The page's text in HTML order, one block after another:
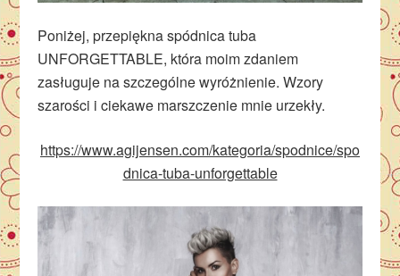
Poniżej, przepiękna spódnica tuba
UNFORGETTABLE, która moim zdaniem
zasługuje na szczególne wyróżnienie. Wzory
szarości i ciekawe marszczenie mnie urzekły.
https://www.agijensen.com/kategoria/spodnice/spo
dnica-tuba-unforgettable